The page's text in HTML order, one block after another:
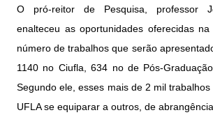
O pró-reitor de Pesquisa, professor
enalteceu as oportunidades oferecidas
número de trabalhos que serão
1140 no Ciufla, 634 no de Pós-
Segundo ele, esses mais de 2 mil
UFLA se equiparar a outros, de